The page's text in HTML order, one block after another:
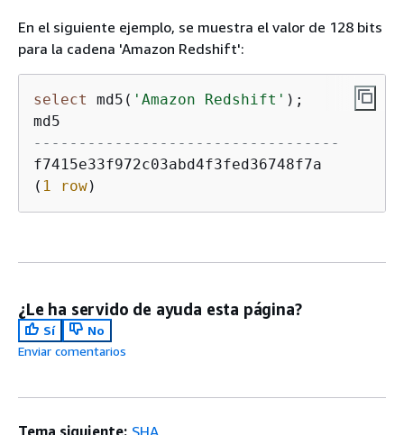
En el siguiente ejemplo, se muestra el valor de 128 bits
para la cadena 'Amazon Redshift':
select md5( 'Amazon Redshift' );
----------------------------------
f7415e33f972c03abd4f3fed36748f7a
( 1 row
¿Le ha servido de ayuda esta página?
Sí
No
Enviar comentarios